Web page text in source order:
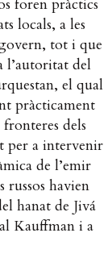
foren pràctics
locals, a les
tot i que
l’autoritat del
el qual
pràcticament
dels
per a intervenir
de l’emir
russos havien
hanat de Jivá
Kauffman i a